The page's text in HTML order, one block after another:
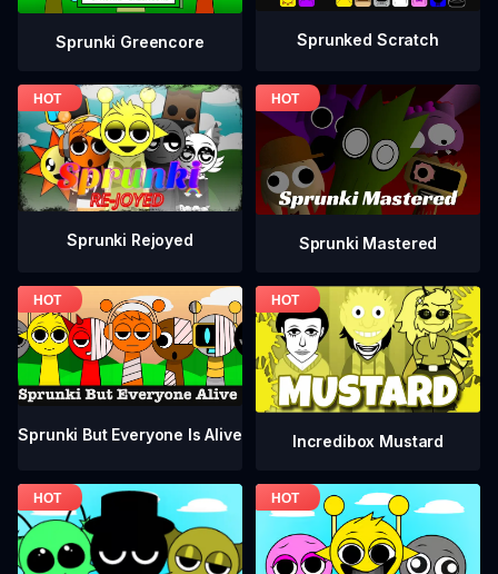
Sprunki Greencore Sprunked Scratch
Sprunki Rejoyed Sprunki Mastered
Sprunki But Everyone Is Alive Incredibox Mustard